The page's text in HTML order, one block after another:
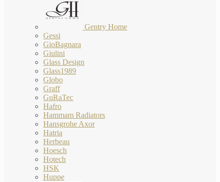
Gentry Home
Gessi
GioBagnara
Giulini
Glass Design
Glass1989
Globo
Graff
GuRaTec
Hafro
Hammam Radiators
Hansgrohe Axor
Hatria
Herbeau
Hoesch
Hotech
HSK
Huppe